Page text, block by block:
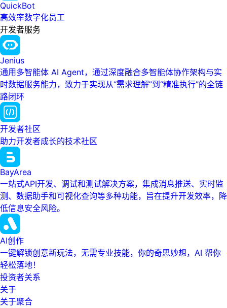
QuickBot
高效率数字化员工
开发者服务
Jenius
通用多智能体 AI Agent，通过深度融合多智能体协作架构与实
时数据服务能力，致力于实现从“需求理解”到“精准执行”的全链
路闭环
开发者社区
助力开发者成长的技术社区
BayArea
一站式API开发、调试和测试解决方案，集成消息推送、实时监
测、数据助手和可视化查询等多种功能，旨在提升开发效率，降
低信息安全风险。
AI创作
一键解锁创意新玩法，无需专业技能，你的奇思妙想，AI 帮你
轻松落地！
投资者关系
关于
关于聚合